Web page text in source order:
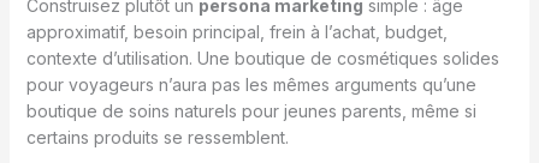
Construisez plutôt un persona marketing simple : âge
approximatif, besoin principal, frein à l’achat, budget,
contexte d’utilisation. Une boutique de cosmétiques solides
pour voyageurs n’aura pas les mêmes arguments qu’une
boutique de soins naturels pour jeunes parents, même si
certains produits se ressemblent.